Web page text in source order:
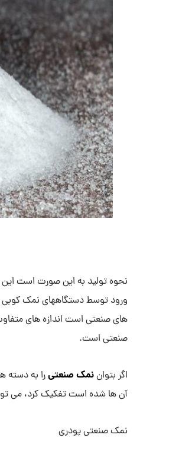
نحوه تولید به این صورت است
ورود توسط دستگاههای نمک کوبی
های صنعتی است اندازه های
صنعتی است.
اگر بتواننمک صنعتیرا به دسته
آن ها شده است تفکیک کرد، می توان
نمک صنعتی پودری